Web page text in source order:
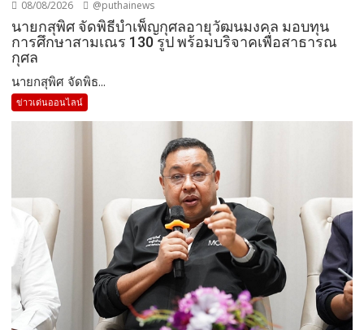
08/08/2026 @puthainews
นายกสุพิศ จัดพิธีบำเพ็ญกุศลอายุวัฒนมงคล มอบทุน
การศึกษาสามเณร 130 รูป พร้อมบริจาคเพื่อสาธารณ
กุศล
นายกสุพิศ จัดพิธ...
ข่าวเด่นออนไลน์